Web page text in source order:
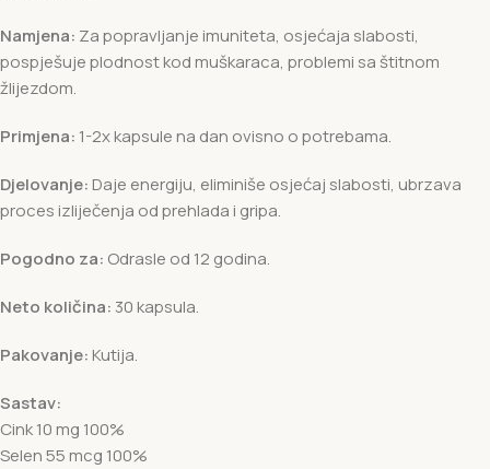
Namjena: Za popravljanje imuniteta, osjećaja slabosti,
pospješuje plodnost kod muškaraca, problemi sa štitnom
žlijezdom.
Primjena: 1-2x kapsule na dan ovisno o potrebama.
Djelovanje: Daje energiju, eliminiše osjećaj slabosti, ubrzava
proces izliječenja od prehlada i gripa.
Pogodno za: Odrasle od 12 godina.
Neto količina: 30 kapsula.
Pakovanje: Kutija.
Sastav:
Cink 10 mg 100%
Selen 55 mcg 100%